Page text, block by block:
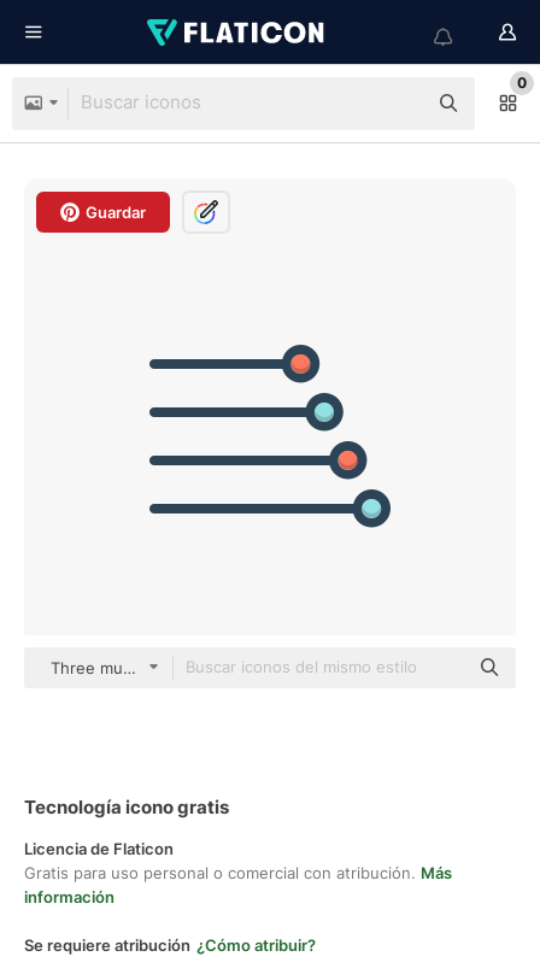
0
Guardar
Three musketeers color lineal-color
Tecnología icono gratis
Licencia de Flaticon
Gratis para uso personal o comercial con atribución. Más
información
Se requiere atribución ¿Cómo atribuir?